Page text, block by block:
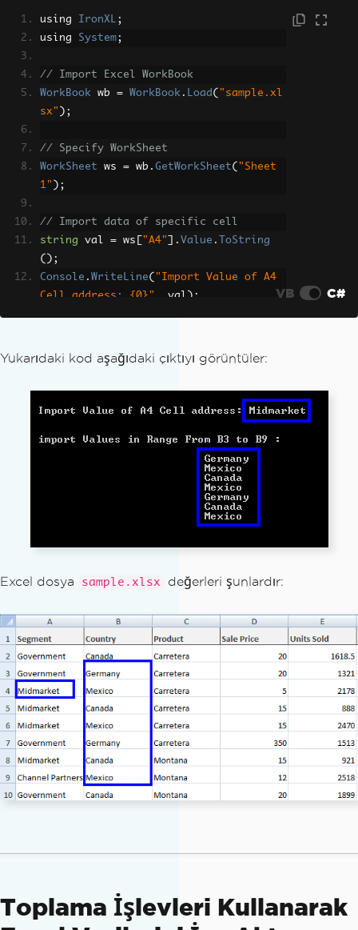
using IronXL ;
using System;
// Import Excel WorkBook
WorkBook wb = WorkBook . Load ( "sample.xl
sx" );
// Specify WorkSheet
WorkSheet ws = wb . GetWorkSheet( "Sheet
1" );
// Import data of specific cell
string val = ws "A4" ]. Value .
ToString
();
Console . WriteLine( "Import Value of A4
Cell address: {0}"
val );
nge From B3 To B9 :\n"
foreach
(var item in ws "B3:B9" ])
Console.WriteLine( item. Value.
ToStr
VB C#
Yukarıdaki kod aşağıdaki çıktıyı görüntüler:
Excel dosya sample.xlsx değerleri şunlardır:
Toplama İşlevleri Kullanarak